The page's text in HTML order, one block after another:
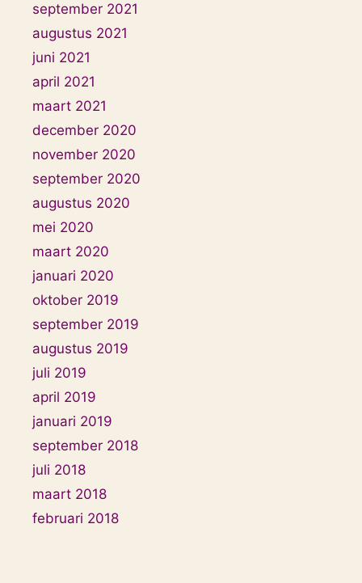
september 2021
augustus 2021
juni 2021
april 2021
maart 2021
december 2020
november 2020
september 2020
augustus 2020
mei 2020
maart 2020
januari 2020
oktober 2019
september 2019
augustus 2019
juli 2019
april 2019
januari 2019
september 2018
juli 2018
maart 2018
februari 2018